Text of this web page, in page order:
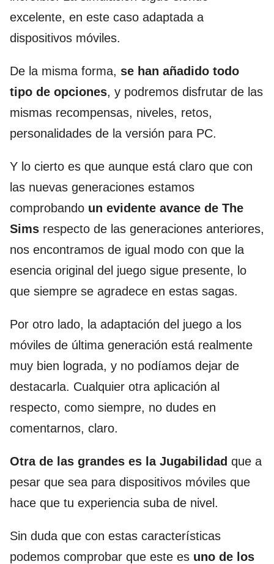
excelente, en este caso adaptada a
dispositivos móviles.
De la misma forma, se han añadido todo
tipo de opciones, y podremos disfrutar de las
mismas recompensas, niveles, retos,
personalidades de la versión para PC.
Y lo cierto es que aunque está claro que con
las nuevas generaciones estamos
comprobando un evidente avance de The
Sims respecto de las generaciones anteriores,
nos encontramos de igual modo con que la
esencia original del juego sigue presente, lo
que siempre se agradece en estas sagas.
Por otro lado, la adaptación del juego a los
móviles de última generación está realmente
muy bien lograda, y no podíamos dejar de
destacarla. Cualquier otra aplicación al
respecto, como siempre, no dudes en
comentarnos, claro.
Otra de las grandes es la Jugabilidad que a
pesar que sea para dispositivos móviles que
hace que tu experiencia suba de nivel.
Sin duda que con estas características
podemos comprobar que este es uno de los